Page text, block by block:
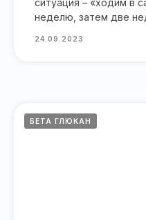
ситуация – «ходим в
неделю, затем две
24.09.2023
БЕТА ГЛЮКАН